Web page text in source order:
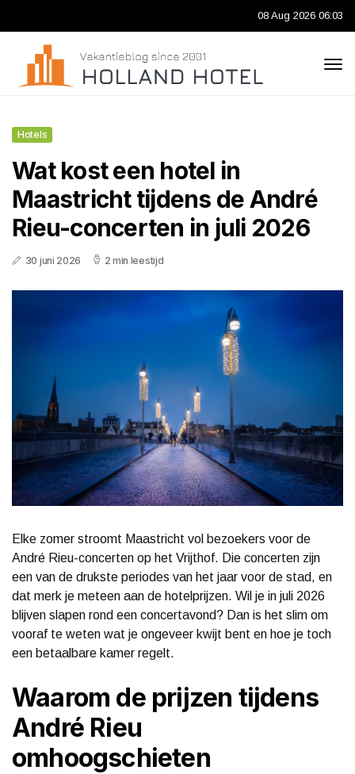
08 Aug 2026 06:03
Hotels
Wat kost een hotel in
Maastricht tijdens de André
Rieu-concerten in juli 2026
30 juni 2026 2 min leestijd
Elke zomer stroomt Maastricht vol bezoekers voor de
André Rieu-concerten op het Vrijthof. Die concerten zijn
een van de drukste periodes van het jaar voor de stad, en
dat merk je meteen aan de hotelprijzen. Wil je in juli 2026
blijven slapen rond een concertavond? Dan is het slim om
vooraf te weten wat je ongeveer kwijt bent en hoe je toch
een betaalbare kamer regelt.
Waarom de prijzen tijdens
André Rieu
omhoogschieten